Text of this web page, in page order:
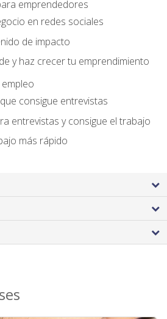
emprendedores
en redes sociales
de impacto
y haz crecer tu emprendimiento
consigue entrevistas
entrevistas y consigue el trabajo
más rápido